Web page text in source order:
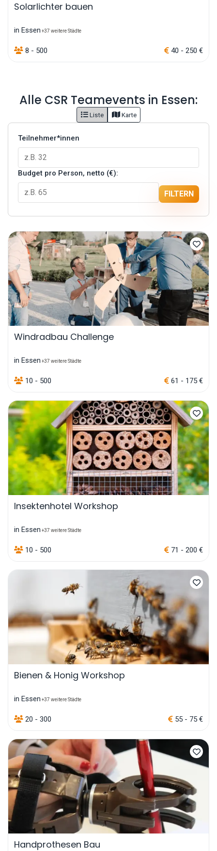
Solarlichter bauen
in Essen +37 weitere Städte
8 - 500 40 - 250 €
Alle CSR Teamevents in Essen:
Liste Karte
Teilnehmer*innen
Budget pro Person, netto (€):
FILTERN
Windradbau Challenge
in Essen +37 weitere Städte
10 - 500 61 - 175 €
Insektenhotel Workshop
in Essen +37 weitere Städte
10 - 500 71 - 200 €
Bienen & Honig Workshop
in Essen +37 weitere Städte
20 - 300 55 - 75 €
Handprothesen Bau